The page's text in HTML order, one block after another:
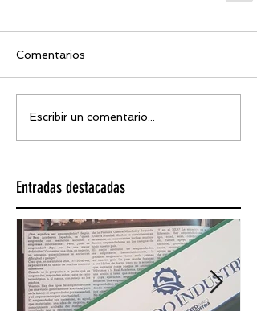
Comentarios
Escribir un comentario...
Entradas destacadas